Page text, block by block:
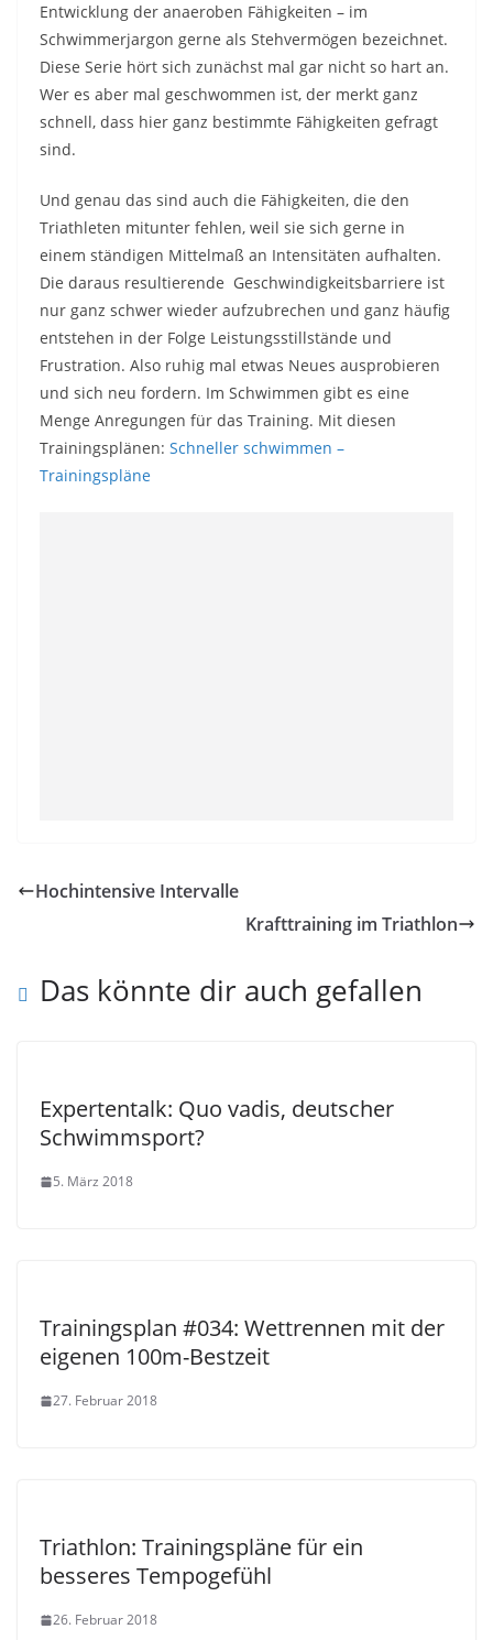
Entwicklung der anaeroben Fähigkeiten – im
Schwimmerjargon gerne als Stehvermögen bezeichnet.
Diese Serie hört sich zunächst mal gar nicht so hart an.
Wer es aber mal geschwommen ist, der merkt ganz
schnell, dass hier ganz bestimmte Fähigkeiten gefragt
sind.
Und genau das sind auch die Fähigkeiten, die den
Triathleten mitunter fehlen, weil sie sich gerne in
einem ständigen Mittelmaß an Intensitäten aufhalten.
Die daraus resultierende Geschwindigkeitsbarriere ist
nur ganz schwer wieder aufzubrechen und ganz häufig
entstehen in der Folge Leistungsstillstände und
Frustration. Also ruhig mal etwas Neues ausprobieren
und sich neu fordern. Im Schwimmen gibt es eine
Menge Anregungen für das Training. Mit diesen
Trainingsplänen: Schneller schwimmen –
Trainingspläne
Hochintensive Intervalle
Krafttraining im Triathlon
Das könnte dir auch gefallen
Expertentalk: Quo vadis, deutscher
Schwimmsport?
5. März 2018
Trainingsplan #034: Wettrennen mit der
eigenen 100m-Bestzeit
27. Februar 2018
Triathlon: Trainingspläne für ein
besseres Tempogefühl
26. Februar 2018